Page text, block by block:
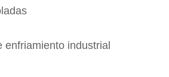
enfriamiento industrial